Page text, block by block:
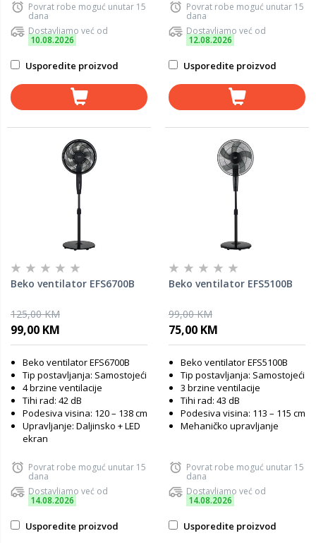
Povrat robe moguć unutar 15
dana
Dostavljamo već od
10.08.2026
Usporedite proizvod
Povrat robe moguć unutar 15
dana
Dostavljamo već od
12.08.2026
Usporedite proizvod
Beko ventilator EFS6700B
125,00 KM
99,00 KM
Beko ventilator EFS6700B
Tip postavljanja: Samostojeći
4 brzine ventilacije
Tihi rad: 42 dB
Podesiva visina: 120 – 138 cm
Upravljanje: Daljinsko + LED
ekran
Povrat robe moguć unutar 15
dana
Dostavljamo već od
14.08.2026
Usporedite proizvod
Beko ventilator EFS5100B
99,00 KM
75,00 KM
Beko ventilator EFS5100B
Tip postavljanja: Samostojeći
3 brzine ventilacije
Tihi rad: 43 dB
Podesiva visina: 113 – 115 cm
Mehaničko upravljanje
Povrat robe moguć unutar 15
dana
Dostavljamo već od
14.08.2026
Usporedite proizvod